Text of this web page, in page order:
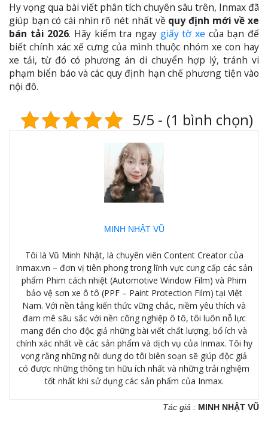
Hy vọng qua bài viết phân tích chuyên sâu trên, Inmax đã
giúp bạn có cái nhìn rõ nét nhất về quy định mới về xe
bán tải 2026. Hãy kiểm tra ngay giấy tờ xe của bạn để
biết chính xác xế cưng của mình thuộc nhóm xe con hay
xe tải, từ đó có phương án di chuyển hợp lý, tránh vi
phạm biển báo và các quy định hạn chế phương tiện vào
nội đô.
5/5 - (1 bình chọn)
MINH NHẬT VŨ
Tôi là Vũ Minh Nhật, là chuyên viên Content Creator của
Inmax.vn – đơn vị tiên phong trong lĩnh vực cung cấp các sản
phẩm Phim cách nhiệt (Automotive Window Film) và Phim
bảo vệ sơn xe ô tô (PPF – Paint Protection Film) tại Việt
Nam. Với nền tảng kiến thức vững chắc, niềm yêu thích và
đam mê sâu sắc với nền công nghiệp ô tô, tôi luôn nỗ lực
mang đến cho độc giả những bài viết chất lượng, bổ ích và
chính xác nhất về các sản phẩm và dịch vụ của Inmax. Tôi hy
vọng rằng những nội dung do tôi biên soạn sẽ giúp độc giả
có được những thông tin hữu ích nhất và những trải nghiệm
tốt nhất khi sử dụng các sản phẩm của Inmax.
Tác giả : MINH NHẬT VŨ